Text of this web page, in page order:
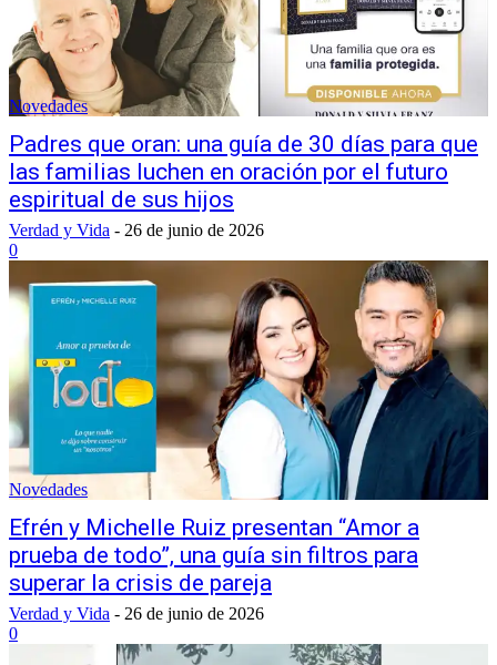
Novedades
Padres que oran: una guía de 30 días para que
las familias luchen en oración por el futuro
espiritual de sus hijos
Verdad y Vida - 26 de junio de 2026
0
Novedades
Efrén y Michelle Ruiz presentan “Amor a
prueba de todo”, una guía sin filtros para
superar la crisis de pareja
Verdad y Vida - 26 de junio de 2026
0